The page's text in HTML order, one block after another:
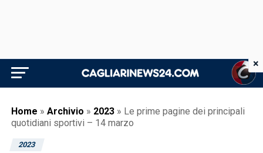
Home » Archivio » 2023 » Le prime pagine dei principali
quotidiani sportivi – 14 marzo
2023
×